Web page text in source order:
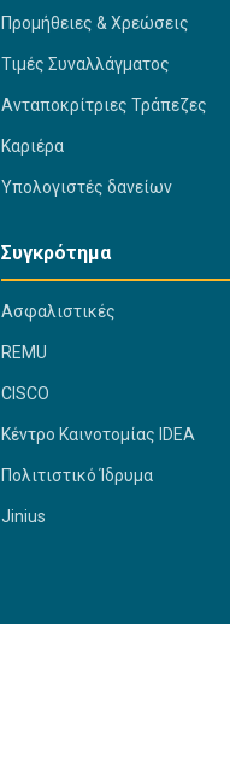
Προμήθειες & Χρεώσεις
Τιμές Συναλλάγματος
Ανταποκρίτριες Τράπεζες
Καριέρα
Υπολογιστές δανείων
Συγκρότημα
Ασφαλιστικές
REMU
CISCO
Κέντρο Καινοτομίας IDEA
Πολιτιστικό Ίδρυμα
Jinius